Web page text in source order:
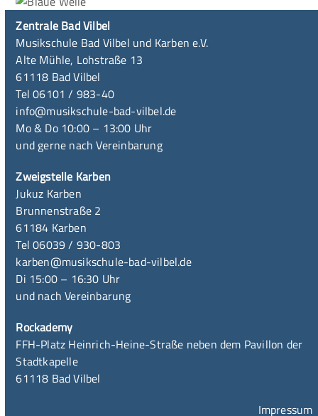
Zentrale Bad Vilbel
Musikschule Bad Vilbel und Karben e.V.
Alte Mühle, Lohstraße 13
61118 Bad Vilbel
Tel 06101 / 983-40
info@musikschule-bad-vilbel.de
Mo & Do 10:00 – 13:00 Uhr
und gerne nach Vereinbarung
Zweigstelle Karben
Jukuz Karben
Brunnenstraße 2
61184 Karben
Tel 06039 / 930-803
karben@musikschule-bad-vilbel.de
Di 15:00 – 16:30 Uhr
und nach Vereinbarung
Rockademy
FFH-Platz Heinrich-Heine-Straße neben dem Pavillon der
Stadtkapelle
61118 Bad Vilbel
Impressum